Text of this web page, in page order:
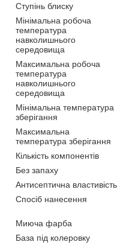
Ступінь блиску
Мінімальна робоча
температура
навколишнього
середовища
Максимальна робоча
температура
навколишнього
середовища
Мінімальна температура
зберігання
Максимальна
температура зберігання
Кількість компонентів
Без запаху
Антисептична властивість
Спосіб нанесення
Миюча фарба
База під колеровку